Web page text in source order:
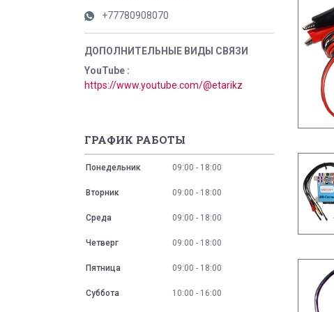
+77780908070
YouTube
https://www.youtube.com/@etarikz
ГРАФИК РАБОТЫ
Понедельник 09:00 18:00
Вторник 09:00 18:00
Среда 09:00 18:00
Четверг 09:00 18:00
Пятница 09:00 18:00
Суббота 10:00 16:00